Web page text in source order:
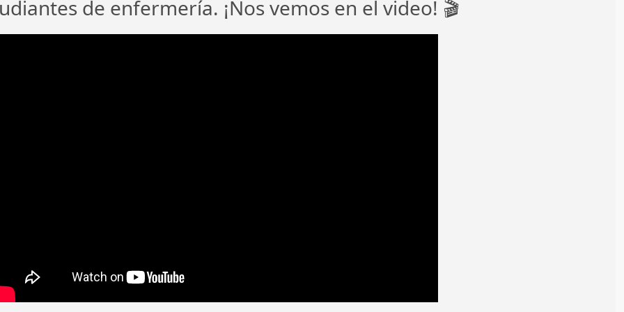
de enfermería. ¡Nos vemos en el video! 🎬